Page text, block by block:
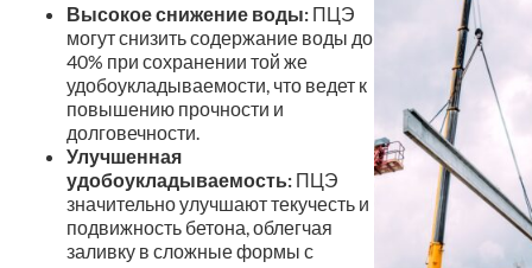
Высокое снижение воды: ПЦЭ
могут снизить содержание воды до
40% при сохранении той же
удобоукладываемости, что ведет к
повышению прочности и
долговечности.
Улучшенная
удобоукладываемость: ПЦЭ
значительно улучшают текучесть и
подвижность бетона, облегчая
заливку в сложные формы с